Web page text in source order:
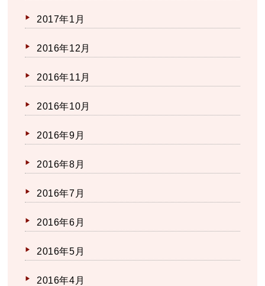
2017年1月
2016年12月
2016年11月
2016年10月
2016年9月
2016年8月
2016年7月
2016年6月
2016年5月
2016年4月